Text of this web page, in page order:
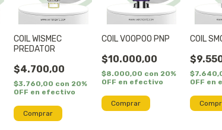
COIL WISMEC
PREDATOR
$4.700,00
$3.760,00 con 20%
OFF en efectivo
Comprar
COIL VOOPOO PNP
$10.000,00
$8.000,00 con 20%
OFF en efectivo
Comprar
COIL
OFF en